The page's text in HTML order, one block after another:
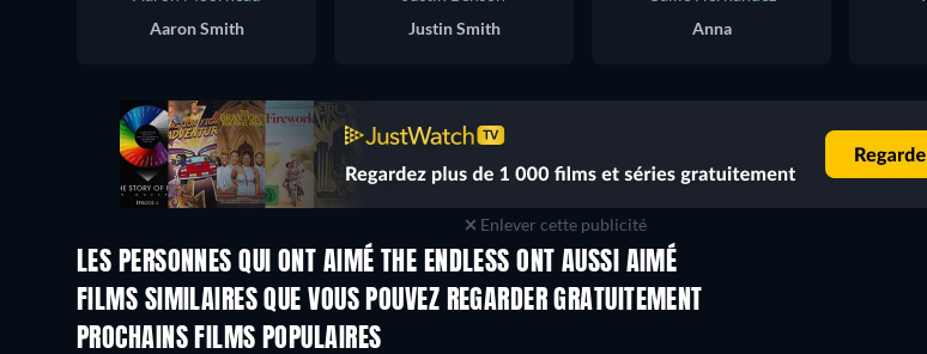
Aaron Smith
Justin Smith
Anna
Enlever cette publicité
LES PERSONNES QUI ONT AIMÉ THE ENDLESS ONT AUSSI AIMÉ
FILMS SIMILAIRES QUE VOUS POUVEZ REGARDER GRATUITEMENT
PROCHAINS FILMS POPULAIRES